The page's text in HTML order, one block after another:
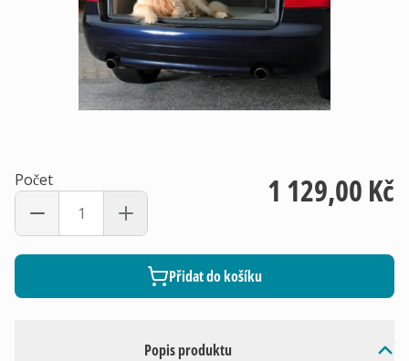
Popis produktu
Počet 1 129,00 Kč
Přidat do košíku